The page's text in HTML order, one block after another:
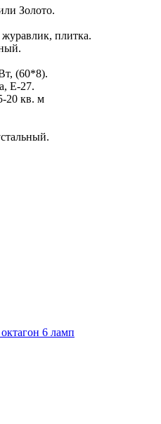
Золото.
журавлик, плитка.
(60*8).
Е-27.
20 кв. м